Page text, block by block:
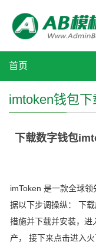
首页
imtoken钱包下
下载数字钱包
imToken 是一款全球
据以下步调操纵： 下
措施并下载并安装，进
产， 接下来点击进入